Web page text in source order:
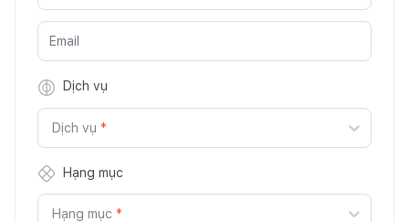
Dịch vụ
Dịch vụ *
Hạng mục
Hạng mục *